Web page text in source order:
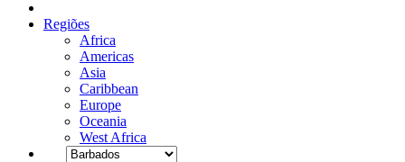
Regiões
Africa
Americas
Asia
Caribbean
Europe
Oceania
West Africa